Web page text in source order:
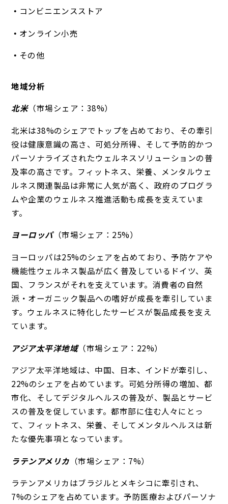
コンビニエンスストア
オンライン小売
その他
地域分析
北米（市場シェア：38%）
北米は38%のシェアでトップを占めており、その牽引
役は健康意識の高さ、可処分所得、そして予防的かつ
パーソナライズされたウェルネスソリューションの普
及率の高さです。フィットネス、栄養、メンタルウェ
ルネス関連製品は非常に人気が高く、政府のプログラ
ムや企業のウェルネス推進活動も成長を支えていま
す。
ヨーロッパ（市場シェア：25%）
ヨーロッパは25%のシェアを占めており、予防ケアや
機能性ウェルネス製品が広く普及しているドイツ、英
国、フランスがそれを支えています。消費者の自然
派・オーガニック製品への嗜好が成長を牽引していま
す。ウェルネスに特化したサービスが製品成長を支え
ています。
アジア太平洋地域（市場シェア：22%）
アジア太平洋地域は、中国、日本、インドが牽引し、
22%のシェアを占めています。可処分所得の増加、都
市化、そしてデジタルヘルスの普及が、製品とサービ
スの普及を促しています。都市部に住む人々にとっ
て、フィットネス、栄養、そしてメンタルヘルスは新
たな優先事項となっています。
ラテンアメリカ （市場シェア：7%）
ラテンアメリカはブラジルとメキシコに牽引され、
7%のシェアを占めています。予防医療およびパーソナ